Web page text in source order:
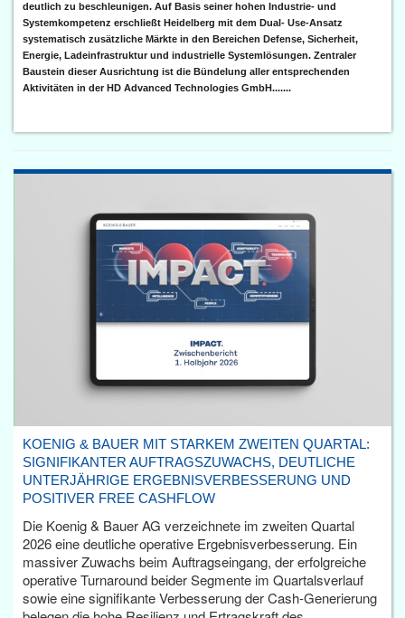
deutlich zu beschleunigen. Auf Basis seiner hohen Industrie- und
Systemkompetenz erschließt Heidelberg mit dem Dual- Use-Ansatz
systematisch zusätzliche Märkte in den Bereichen Defense, Sicherheit,
Energie, Ladeinfrastruktur und industrielle Systemlösungen. Zentraler
Baustein dieser Ausrichtung ist die Bündelung aller entsprechenden
Aktivitäten in der HD Advanced Technologies GmbH.......
KOENIG & BAUER MIT STARKEM ZWEITEN QUARTAL:
SIGNIFIKANTER AUFTRAGSZUWACHS, DEUTLICHE
UNTERJÄHRIGE ERGEBNISVERBESSERUNG UND
POSITIVER FREE CASHFLOW
Die Koenig & Bauer AG verzeichnete im zweiten Quartal
2026 eine deutliche operative Ergebnisverbesserung. Ein
massiver Zuwachs beim Auftragseingang, der erfolgreiche
operative Turnaround beider Segmente im Quartalsverlauf
sowie eine signifikante Verbesserung der Cash-Generierung